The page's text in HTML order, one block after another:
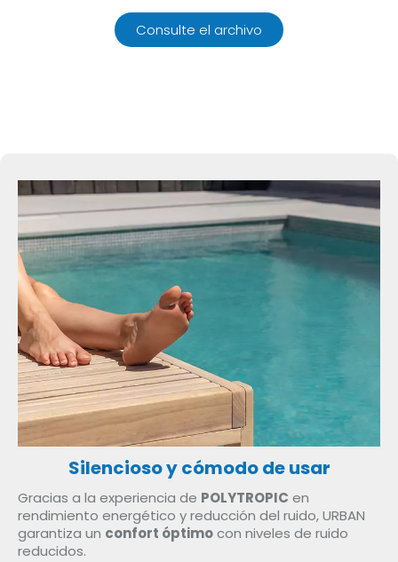
Consulte el archivo
Silencioso y cómodo de usar
Gracias a la experiencia de POLYTROPIC en
rendimiento energético y reducción del ruido, URBAN
garantiza un confort óptimocon niveles de ruido
reducidos.